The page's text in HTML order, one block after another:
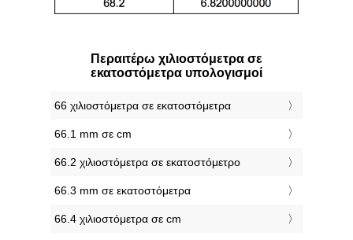
Περαιτέρω χιλιοστόμετρα σε
εκατοστόμετρα υπολογισμοί
66 χιλιοστόμετρα σε εκατοστόμετρα
66.1 mm σε cm
66.2 χιλιοστόμετρα σε εκατοστόμετρο
66.3 mm σε εκατοστόμετρα
66.4 χιλιοστόμετρα σε cm